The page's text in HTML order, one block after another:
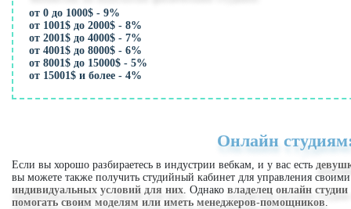
от 0 до 1000$ - 9%
от 1001$ до 2000$ - 8%
от 2001$ до 4000$ - 7%
от 4001$ до 8000$ - 6%
от 8001$ до 15000$ - 5%
от 15001$ и более - 4%
Онлайн
Если вы хорошо разбираетесь в индустрии вебкам, и у вас есть
вы можете также получить студийный кабинет для управления
индивидуальных условий для них . Однако владелец онлайн
помогать своим моделям или иметь менеджеров-помощников